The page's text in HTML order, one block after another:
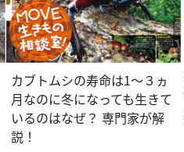
カブトムシの寿命は1〜３ヵ
月なのに冬になっても生きて
いるのはなぜ？ 専門家が解
説！